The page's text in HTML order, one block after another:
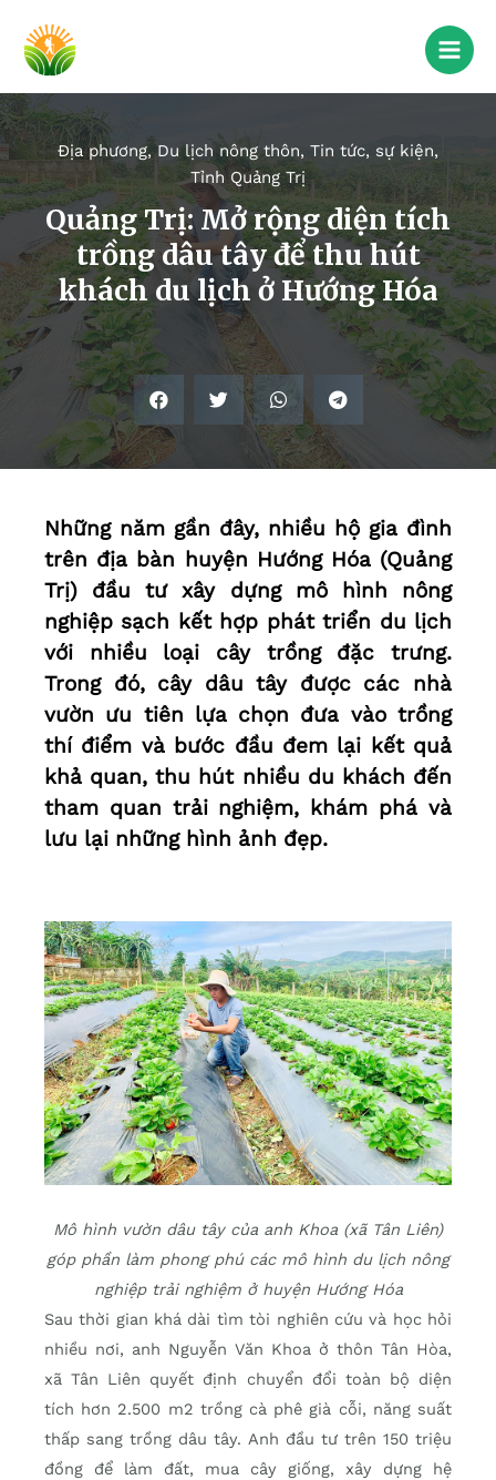
Địa phương,Du lịch nông thôn, Tin tức, sự kiện,
Tỉnh Quảng Trị
Quảng Trị: Mở rộng diện tích
trồng dâu tây để thu hút
khách du lịch ở Hướng Hóa
Những năm gần đây, nhiều hộ gia đình
trên địa bàn huyện Hướng Hóa (Quảng
Trị) đầu tư xây dựng mô hình nông
nghiệp sạch kết hợp phát triển du lịch
với nhiều loại cây trồng đặc trưng.
Trong đó, cây dâu tây được các nhà
vườn ưu tiên lựa chọn đưa vào trồng
thí điểm và bước đầu đem lại kết quả
khả quan, thu hút nhiều du khách đến
tham quan trải nghiệm, khám phá và
lưu lại những hình ảnh đẹp.
Mô hình vườn dâu tây của anh Khoa (xã Tân Liên)
góp phần làm phong phú các mô hình du lịch nông
nghiệp trải nghiệm ở huyện Hướng Hóa
Sau thời gian khá dài tìm tòi nghiên cứu và học hỏi
nhiều nơi, anh Nguyễn Văn Khoa ở thôn Tân Hòa,
xã Tân Liên quyết định chuyển đổi toàn bộ diện
tích hơn 2.500 m2 trồng cà phê già cỗi, năng suất
thấp sang trồng dâu tây. Anh đầu tư trên 150 triệu
đồng để làm đất, mua cây giống, xây dựng hệ